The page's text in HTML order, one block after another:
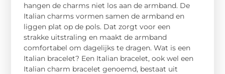
hangen de charms niet los aan de armband. De
Italian charms vormen samen de armband en
liggen plat op de pols. Dat zorgt voor een
strakke uitstraling en maakt de armband
comfortabel om dagelijks te dragen. Wat is een
Italian bracelet? Een Italian bracelet, ook wel een
Italian charm bracelet genoemd, bestaat uit